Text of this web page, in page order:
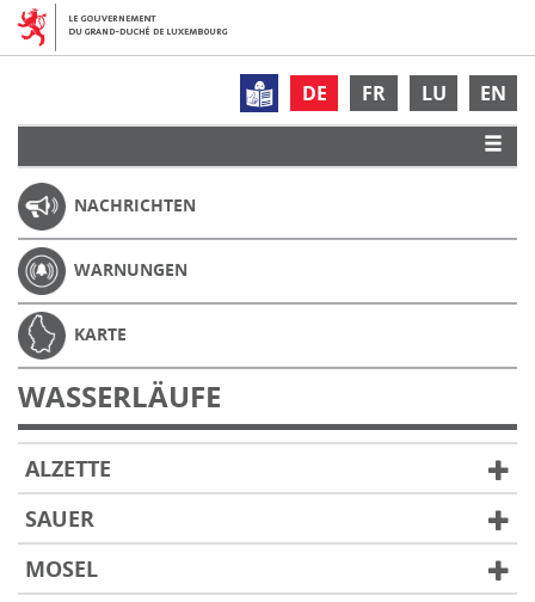
DE FR LU EN
NACHRICHTEN
WARNUNGEN
KARTE
WASSERLÄUFE
ALZETTE
SAUER
MOSEL